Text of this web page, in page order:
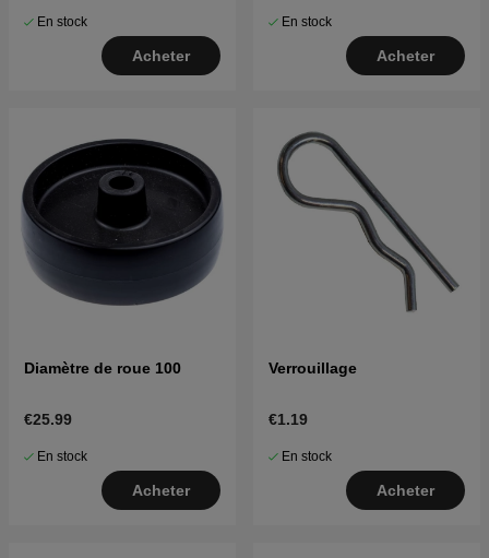
En stock
Acheter
En stock
Acheter
Diamètre de roue 100
€25.99
En stock
Acheter
Verrouillage
€1.19
En stock
Acheter